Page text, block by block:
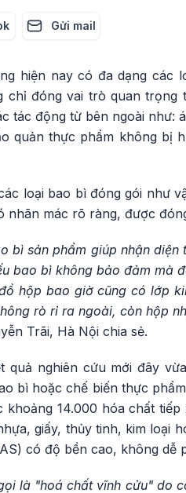
Gửi mail
hiện nay có đa dạng các
chỉ đóng vai trò quan trọng
tác động từ bên ngoài như:
quản thực phẩm không bị
loại bao bì đóng gói như
nhãn mác rõ ràng, được
bì sản phẩm giúp nhận
bao bì không bảo đảm mà
hộp bao giờ cũng có lớp
rò rỉ ra ngoài, còn hộp
Trãi, Hà Nội chia sẻ.
quả nghiên cứu mới đây
bì hoặc chế biến thực
khoảng 14.000 hóa chất
giấy, thủy tinh, kim loại
có độ bền cao, không dễ
là "hoá chất vĩnh cửu" do